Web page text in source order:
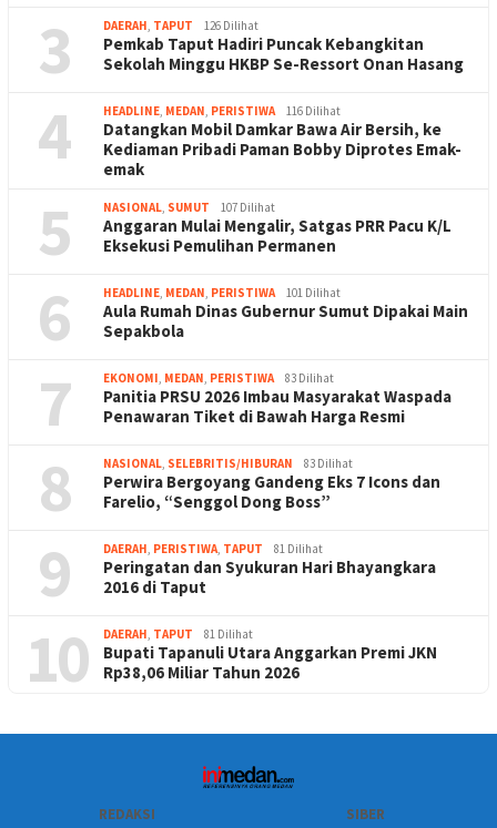
3 DAERAH, TAPUT 126 Dilihat
Pemkab Taput Hadiri Puncak Kebangkitan
Sekolah Minggu HKBP Se-Ressort Onan Hasang
4 HEADLINE, MEDAN, PERISTIWA 116 Dilihat
Datangkan Mobil Damkar Bawa Air Bersih, ke
Kediaman Pribadi Paman Bobby Diprotes Emak-
emak
5 NASIONAL, SUMUT 107 Dilihat
Anggaran Mulai Mengalir, Satgas PRR Pacu K/L
Eksekusi Pemulihan Permanen
6 HEADLINE, MEDAN, PERISTIWA 101 Dilihat
Aula Rumah Dinas Gubernur Sumut Dipakai Main
Sepakbola
7 EKONOMI, MEDAN, PERISTIWA 83 Dilihat
Panitia PRSU 2026 Imbau Masyarakat Waspada
Penawaran Tiket di Bawah Harga Resmi
8 NASIONAL, SELEBRITIS/HIBURAN 83 Dilihat
Perwira Bergoyang Gandeng Eks 7 Icons dan
Farelio, “Senggol Dong Boss”
9 DAERAH, PERISTIWA, TAPUT 81 Dilihat
Peringatan dan Syukuran Hari Bhayangkara
2016 di Taput
10 DAERAH, TAPUT 81 Dilihat
Bupati Tapanuli Utara Anggarkan Premi JKN
Rp38,06 Miliar Tahun 2026
REDAKSI SIBER